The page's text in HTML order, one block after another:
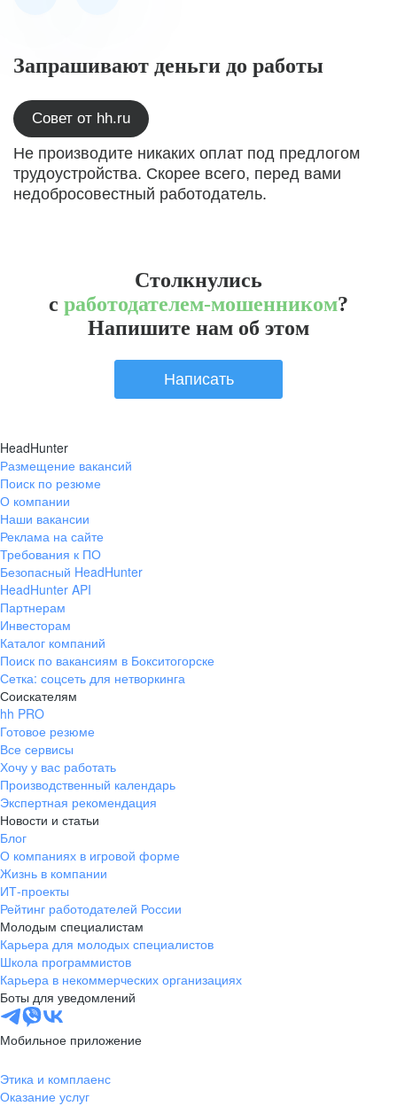
Запрашивают деньги до работы
Совет от hh.ru
Не производите никаких оплат под предлогом
трудоустройства. Скорее всего, перед вами
недобросовестный работодатель.
Столкнулись
с работодателем-мошенником?
Напишите нам об этом
Написать
HeadHunter
Размещение вакансий
Поиск по резюме
О компании
Наши вакансии
Реклама на сайте
Требования к ПО
Безопасный HeadHunter
HeadHunter API
Партнерам
Инвесторам
Каталог компаний
Поиск по вакансиям в Бокситогорске
Сетка: соцсеть для нетворкинга
Соискателям
hh PRO
Готовое резюме
Все сервисы
Хочу у вас работать
Производственный календарь
Экспертная рекомендация
Новости и статьи
Блог
О компаниях в игровой форме
Жизнь в компании
ИТ-проекты
Рейтинг работодателей России
Молодым специалистам
Карьера для молодых специалистов
Школа программистов
Карьера в некоммерческих организациях
Боты для уведомлений
Мобильное приложение
Этика и комплаенс
Оказание услуг